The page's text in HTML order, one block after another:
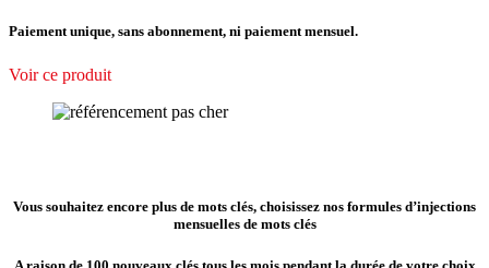
Paiement unique, sans abonnement, ni paiement mensuel.
Voir ce produit
Vous souhaitez encore plus de mots clés, choisissez nos formules d’injections
mensuelles de mots clés